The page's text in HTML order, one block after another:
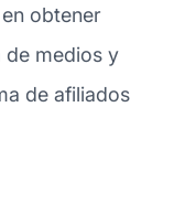
obtener
de medios y
de afiliados